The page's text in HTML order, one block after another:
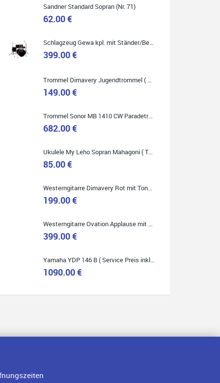
Quelle: Google-Rezension
Klein...aber fein!
Toller Service, nette Leute. Immer wieder gerne..
Quelle: Google-Rezension
Sandner Standard Sopran (Nr. 71)
62.00 €
399.00 €
149.00 €
Trommel Sonor MB 1410 CW Paradetrommel ( Service Preis inkl. Werkstatt Service )
682.00 €
Ukulele My Leho Sopran Mahagoni ( Top Empfehlung ! )
85.00 €
199.00 €
399.00 €
1090.00 €